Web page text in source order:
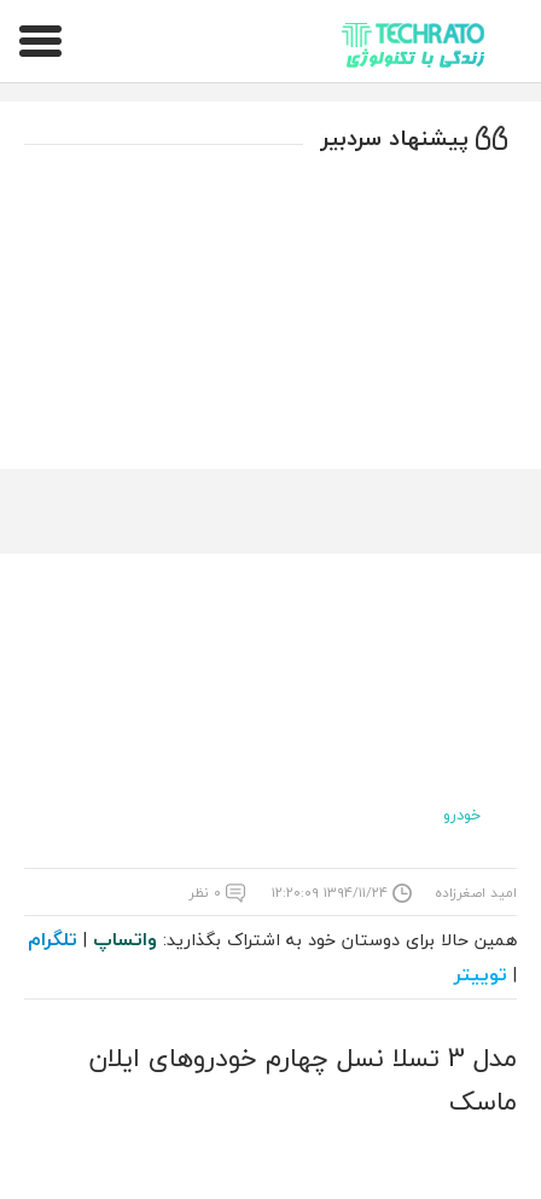
تکراتو – زندگی با تکنولوژی
پیشنهاد سردبیر
خودرو
امید اصغرزاده ۱۳۹۴/۱۱/۲۴ ۱۲:۲۰:۰۹ ۰ نظر
همین حالا برای دوستان خود به اشتراک بگذارید: واتساپ | تلگرام
| توییتر
مدل 3 تسلا نسل چهارم خودروهای ایلان
ماسک